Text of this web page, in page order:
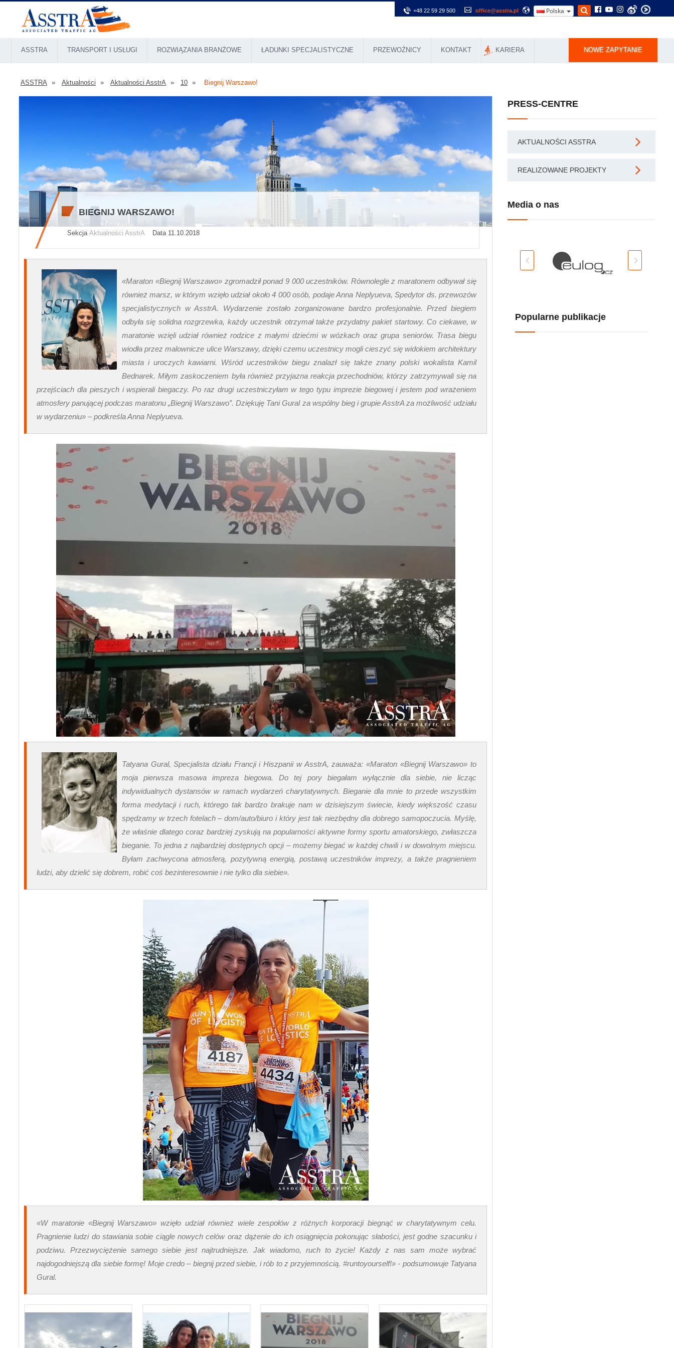
+48 22 59 29 500 office@asstra.pl Polska
ASSTRA TRANSPORT I USŁUGI ROZWIĄZANIA BRANŻOWE ŁADUNKI SPECJALISTYCZNE PRZEWOŹNICY KONTAKT KARIERA NOWE ZAPYTANIE
ASSTRA Aktualności Aktualności AsstrA 10 Biegnij Warszawo!
BIEGNIJ WARSZAWO!
Sekcja Aktualności AsstrA Data 11.10.2018
«Maraton «Biegnij Warszawo» zgromadził ponad 9 000 uczestników. Równolegle z maratonem odbywał się
również marsz, w którym wzięło udział około 4 000 osób, podaje Anna Neplyueva, Spedytor ds. przewozów
specjalistycznych w AsstrA. Wydarzenie zostało zorganizowane bardzo profesjonalnie. Przed biegiem
odbyła się solidna rozgrzewka, każdy uczestnik otrzymał także przydatny pakiet startowy. Co ciekawe, w
maratonie wzięli udział również rodzice z małymi dziećmi w wózkach oraz grupa seniorów. Trasa biegu
wiodła przez malownicze ulice Warszawy, dzięki czemu uczestnicy mogli cieszyć się widokiem architektury
miasta i uroczych kawiarni. Wśród uczestników biegu znalazł się także znany polski wokalista Kamil
Bednarek. Miłym zaskoczeniem była również przyjazna reakcja przechodniów, którzy zatrzymywali się na
przejściach dla pieszych i wspierali biegaczy. Po raz drugi uczestniczyłam w tego typu imprezie biegowej i jestem pod wrażeniem
atmosfery panującej podczas maratonu „Biegnij Warszawo”. Dziękuję Tani Gural za wspólny bieg i grupie AsstrA za możliwość udziału
w wydarzeniu» – podkreśla Anna Neplyueva.
Tatyana Gural, Specjalista działu Francji i Hiszpanii w AsstrA, zauważa: «Maraton «Biegnij Warszawo» to
moja pierwsza masowa impreza biegowa. Do tej pory biegałam wyłącznie dla siebie, nie licząc
indywidualnych dystansów w ramach wydarzeń charytatywnych. Bieganie dla mnie to przede wszystkim
forma medytacji i ruch, którego tak bardzo brakuje nam w dzisiejszym świecie, kiedy większość czasu
spędzamy w trzech fotelach – dom/auto/biuro i który jest tak niezbędny dla dobrego samopoczucia. Myślę,
że właśnie dlatego coraz bardziej zyskują na popularności aktywne formy sportu amatorskiego, zwłaszcza
bieganie. To jedna z najbardziej dostępnych opcji – możemy biegać w każdej chwili i w dowolnym miejscu.
Byłam zachwycona atmosferą, pozytywną energią, postawą uczestników imprezy, a także pragnieniem
ludzi, aby dzielić się dobrem, robić coś bezinteresownie i nie tylko dla siebie».
«W maratonie «Biegnij Warszawo» wzięło udział również wiele zespołów z różnych korporacji biegnąć w charytatywnym celu.
Pragnienie ludzi do stawiania sobie ciągle nowych celów oraz dążenie do ich osiągnięcia pokonując słabości, jest godne szacunku i
podziwu. Przezwyciężenie samego siebie jest najtrudniejsze. Jak wiadomo, ruch to życie! Każdy z nas sam może wybrać
najdogodniejszą dla siebie formę! Moje credo – biegnij przed siebie, i rób to z przyjemnością. #runtoyourself!» - podsumowuje Tatyana
Gural.
PRESS-CENTRE
AKTUALNOŚCI ASSTRA
REALIZOWANE PROJEKTY
Media o nas
Popularne publikacje